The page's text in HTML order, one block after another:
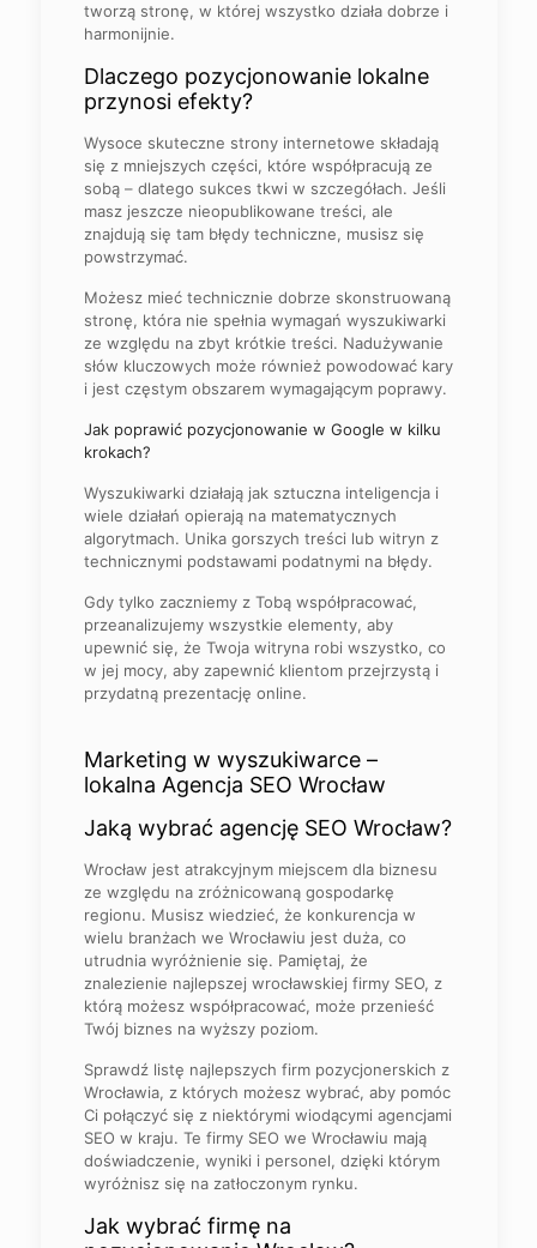
tworzą stronę, w której wszystko działa dobrze i
harmonijnie.
Dlaczego pozycjonowanie lokalne
przynosi efekty?
Wysoce skuteczne strony internetowe składają
się z mniejszych części, które współpracują ze
sobą – dlatego sukces tkwi w szczegółach. Jeśli
masz jeszcze nieopublikowane treści, ale
znajdują się tam błędy techniczne, musisz się
powstrzymać.
Możesz mieć technicznie dobrze skonstruowaną
stronę, która nie spełnia wymagań wyszukiwarki
ze względu na zbyt krótkie treści. Nadużywanie
słów kluczowych może również powodować kary
i jest częstym obszarem wymagającym poprawy.
Jak poprawić pozycjonowanie w Google w kilku
krokach?
Wyszukiwarki działają jak sztuczna inteligencja i
wiele działań opierają na matematycznych
algorytmach. Unika gorszych treści lub witryn z
technicznymi podstawami podatnymi na błędy.
Gdy tylko zaczniemy z Tobą współpracować,
przeanalizujemy wszystkie elementy, aby
upewnić się, że Twoja witryna robi wszystko, co
w jej mocy, aby zapewnić klientom przejrzystą i
przydatną prezentację online.
Marketing w wyszukiwarce –
lokalna Agencja SEO Wrocław
Jaką wybrać agencję SEO Wrocław?
Wrocław jest atrakcyjnym miejscem dla biznesu
ze względu na zróżnicowaną gospodarkę
regionu. Musisz wiedzieć, że konkurencja w
wielu branżach we Wrocławiu jest duża, co
utrudnia wyróżnienie się. Pamiętaj, że
znalezienie najlepszej wrocławskiej firmy SEO, z
którą możesz współpracować, może przenieść
Twój biznes na wyższy poziom.
Sprawdź listę najlepszych firm pozycjonerskich z
Wrocławia, z których możesz wybrać, aby pomóc
Ci połączyć się z niektórymi wiodącymi agencjami
SEO w kraju. Te firmy SEO we Wrocławiu mają
doświadczenie, wyniki i personel, dzięki którym
wyróżnisz się na zatłoczonym rynku.
Jak wybrać firmę na